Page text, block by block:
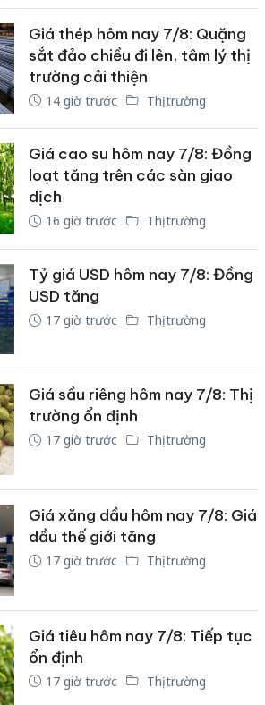
Giá thép hôm nay 7/8: Quặng
sắt đảo chiều đi lên, tâm lý thị
trường cải thiện
14 giờ trước Thị trường
Giá cao su hôm nay 7/8: Đồng
loạt tăng trên các sàn giao
dịch
16 giờ trước Thị trường
Tỷ giá USD hôm nay 7/8: Đồng
USD tăng
17 giờ trước Thị trường
Giá sầu riêng hôm nay 7/8: Thị
trường ổn định
17 giờ trước Thị trường
Giá xăng dầu hôm nay 7/8: Giá
dầu thế giới tăng
17 giờ trước Thị trường
Giá tiêu hôm nay 7/8: Tiếp tục
ổn định
17 giờ trước Thị trường